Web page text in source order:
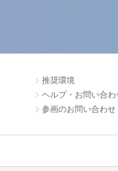
推奨環境
ヘルプ・お問い合わ
参画のお問い合わせ